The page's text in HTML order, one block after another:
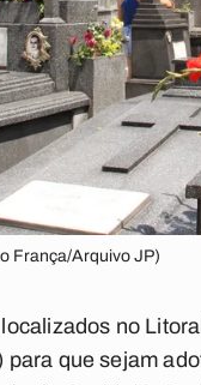
França/Arquivo JP)
no
que sejam